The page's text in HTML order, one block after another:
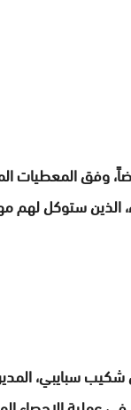
وفق المعطيات
الذين ستوكل لهم
سبايبي، المدير